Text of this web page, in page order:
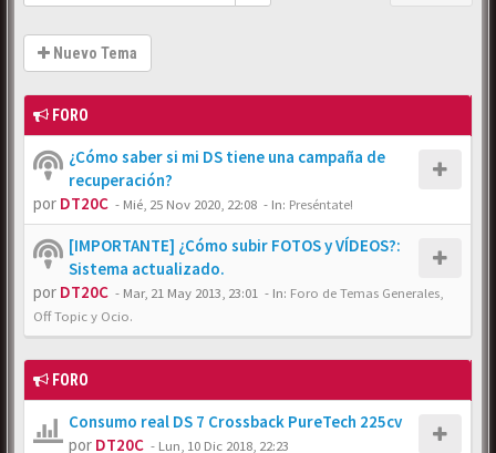
Nuevo Tema
FORO
¿Cómo saber si mi DS tiene una campaña de
recuperación?
por DT20C - Mié, 25 Nov 2020, 22:08 - In: Preséntate!
[IMPORTANTE] ¿Cómo subir FOTOS y VÍDEOS?:
Sistema actualizado.
por DT20C - Mar, 21 May 2013, 23:01 - In: Foro de Temas Generales,
Off Topic y Ocio.
FORO
Consumo real DS 7 Crossback PureTech 225cv
por DT20C - Lun, 10 Dic 2018, 22:23